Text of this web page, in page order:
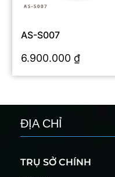
AS-S007
6.900.000 ₫
ĐỊA CHỈ
TRỤ SỞ CHÍNH